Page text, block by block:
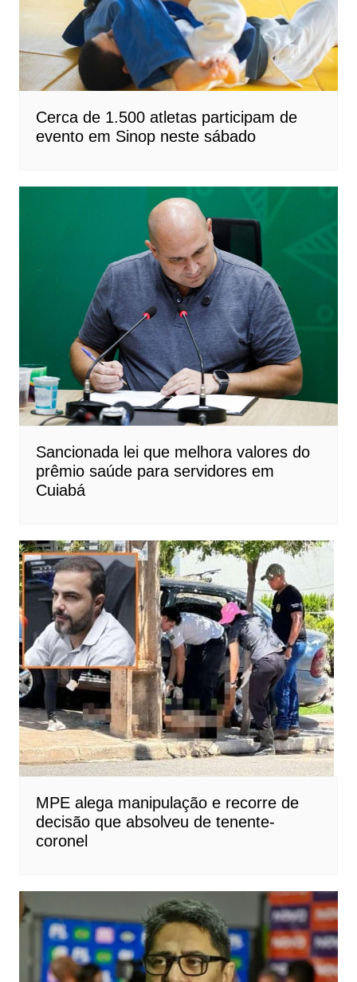
Cerca de 1.500 atletas participam de
evento em Sinop neste sábado
Sancionada lei que melhora valores do
prêmio saúde para servidores em
Cuiabá
MPE alega manipulação e recorre de
decisão que absolveu de tenente-
coronel